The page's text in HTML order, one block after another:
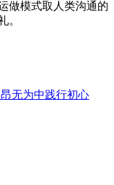
做模式取人类沟通的
。
无为中践行初心